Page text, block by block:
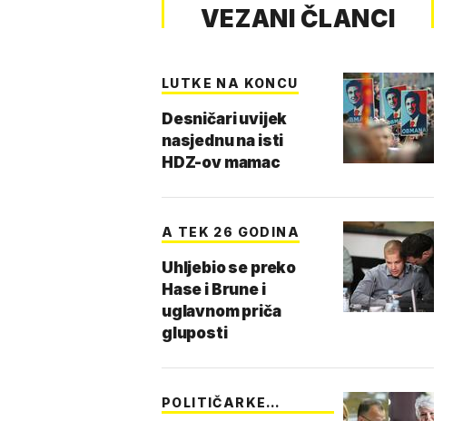
VEZANI ČLANCI
LUTKE NA KONCU
Desničari uvijek
nasjednu na isti
HDZ-ov mamac
A TEK 26 GODINA
Uhljebio se preko
Hase i Brune i
uglavnom priča
gluposti
POLITIČARKE